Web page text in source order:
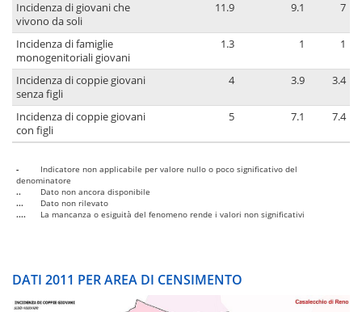
Incidenza di giovani che
vivono da soli
11.9 9.1 7
Incidenza di famiglie
monogenitoriali giovani
1.3 1 1
Incidenza di coppie giovani
senza figli
4 3.9 3.4
Incidenza di coppie giovani
con figli
5 7.1 7.4
-
Indicatore non applicabile per valore nullo o poco significativo del
denominatore
..
Dato non ancora disponibile
...
Dato non rilevato
....
La mancanza o esiguità del fenomeno rende i valori non significativi
DATI 2011 PER AREA DI CENSIMENTO